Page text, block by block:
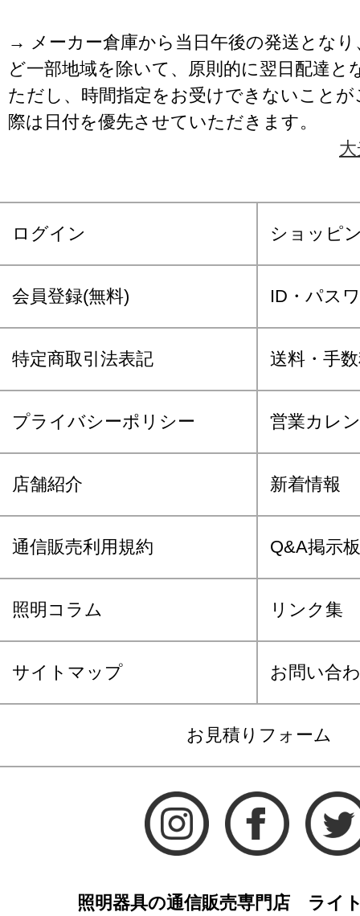
→ メーカー倉庫から当日午後の発送となり
ど一部地域を除いて、原則的に翌日配達と
ただし、時間指定をお受けできないこと
際は日付を優先させていただきます。
ログイン ショッピ
会員登録(無料) ID・パス
特定商取引法表記 送料・手
プライバシーポリシー 営業カレ
店舗紹介 新着情報
通信販売利用規約 Q&A掲示板
照明コラム リンク集
サイトマップ お問い合
お見積りフォーム
照明器具の通信販売専門店 ライ